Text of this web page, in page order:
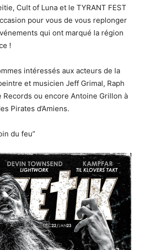
Cult of Luna et le TYRANT FEST
pour vous de vous replonger
qui ont marqué la région
!
intéressés aux acteurs de la
et musicien Jeff Grimal, Raph
Records ou encore Antoine Grillon à
Pirates d’Amiens.
du feu”